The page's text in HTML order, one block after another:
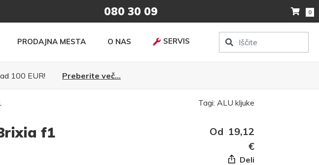
080 30 09 0
PRODAJNA MESTA O NAS SERVIS
100 EUR! Preberite več...
Tagi: ALU kljuke
f1 Od 19,12
€
Deli